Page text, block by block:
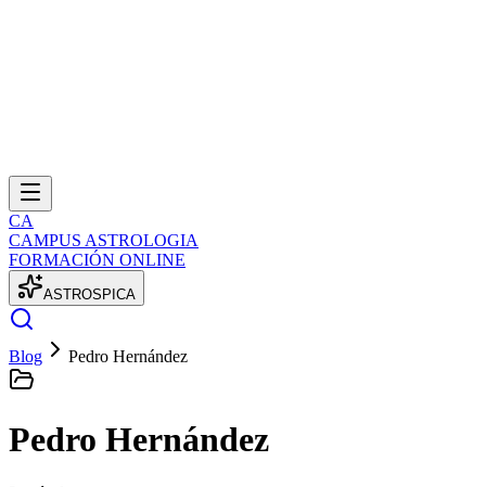
CA
CAMPUS ASTROLOGIA
FORMACIÓN ONLINE
ASTROS P CA
Blog Pedro Hernández
Pedro Hernández